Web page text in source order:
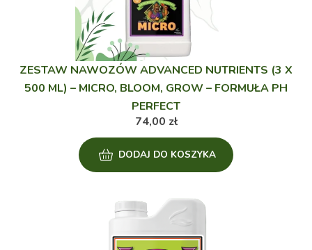
ZESTAW NAWOZÓW ADVANCED NUTRIENTS (3 X
500 ML) – MICRO, BLOOM, GROW – FORMUŁA PH
PERFECT
74,00 zł
DODAJ DO KOSZYKA